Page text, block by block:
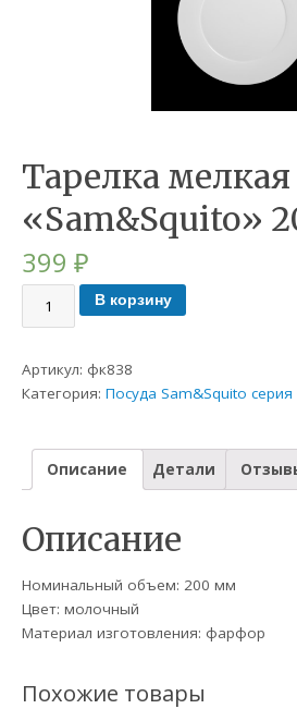
Тарелка мелкая
«Sam&Squito»
399₽
В корзину
Артикул: фк838
Категория:Посуда Sam&Squito серия
Описание Детали
Описание
Номинальный объем: 200 мм
Цвет: молочный
Материал изготовления: фарфор
Похожие товары